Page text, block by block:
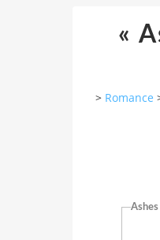
«
> Romance